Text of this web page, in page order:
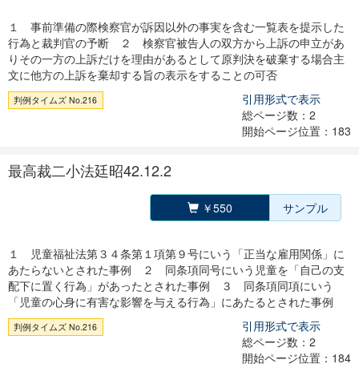
１ 事前準備の際検察官が訴因以外の事実を含む一覧表を提示した
行為と裁判官の予断 ２ 検察官被告人の双方から上訴の申立があ
りその一方の上訴だけを理由があるとして原判決を破棄する場合主
文に他方の上訴を棄却する旨の表示をすることの可否
判例タイムズ No.216
引用形式で表示
総ページ数：2
開始ページ位置：183
最高裁二小法廷昭42.12.2
￥550 サンプル
１ 児童福祉法第３４条第１項第９号にいう「正当な雇用関係」に
あたらないとされた事例 ２ 同条項同号にいう児童を「自己の支
配下に置く行為」があったとされた事例 ３ 同条項同項にいう
「児童の心身に有害な影響を与える行為」にあたるとされた事例
判例タイムズ No.216
引用形式で表示
総ページ数：2
開始ページ位置：184